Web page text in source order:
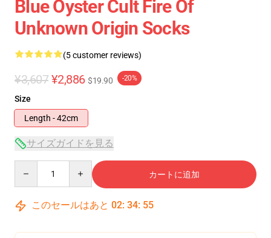
Blue Oyster Cult Fire Of
Unknown Origin Socks
(5 customer reviews)
¥3,607 ¥2,886 $19.90 -20%
Size
Length - 42cm
サイズガイドを見る
カートに追加
このセールはあと 02: 34: 54